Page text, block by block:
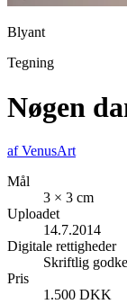
Blyant
Tegning
Nøgen
afVenusArt
Mål
3 × 3 cm
Uploadet
14.7.2014
Digitale rettigheder
Skriftlig
Pris
1.500 DKK